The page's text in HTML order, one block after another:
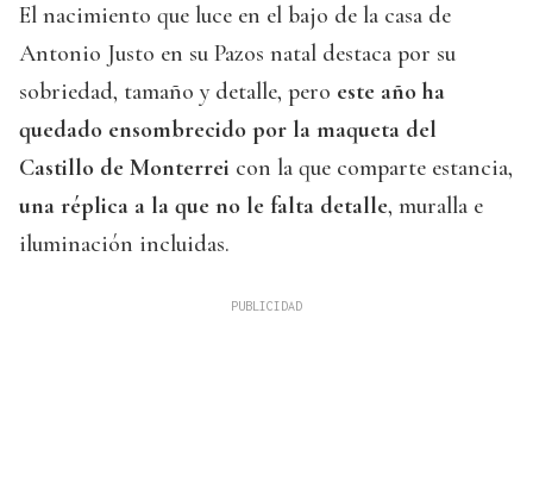
El nacimiento que luce en el bajo de la casa de
Antonio Justo en su Pazos natal destaca por su
sobriedad, tamaño y detalle, pero este año ha
quedado ensombrecido por la maqueta del
Castillo de Monterrei con la que comparte estancia,
una réplica a la que no le falta detalle, muralla e
iluminación incluidas.